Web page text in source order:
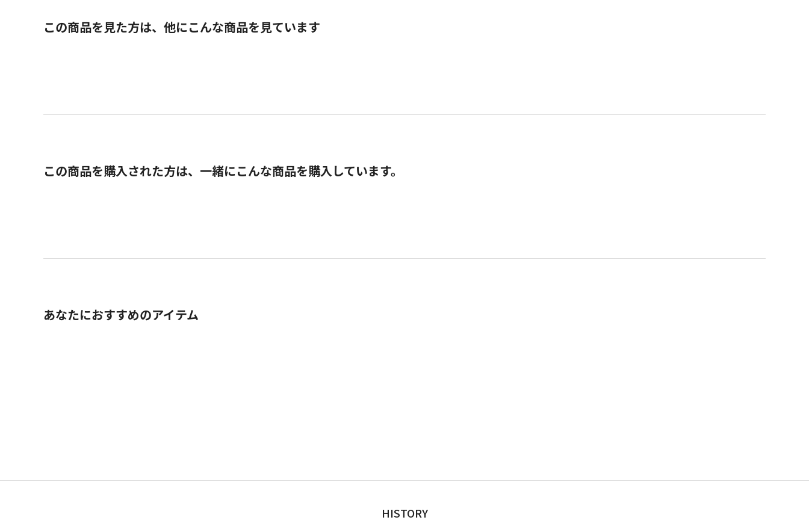
この商品を見た方は、他にこんな商品を見ています
この商品を購入された方は、一緒にこんな商品を購入しています。
あなたにおすすめのアイテム
HISTORY